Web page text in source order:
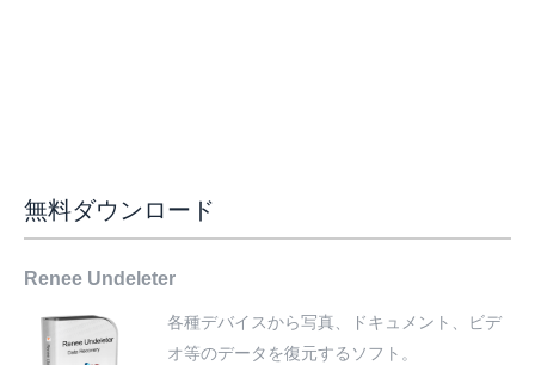
無料ダウンロード
Renee Undeleter
各種デバイスから写真、ドキュメント、ビデ
オ等のデータを復元するソフト。